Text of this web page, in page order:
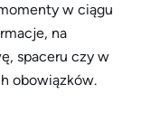
w ciągu
na
spaceru czy w
obowiązków.